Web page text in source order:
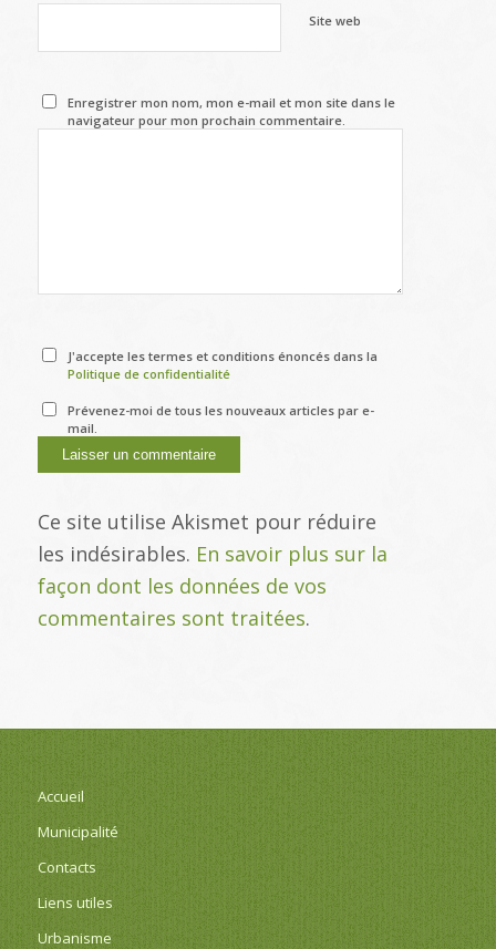
Site web
Enregistrer mon nom, mon e-mail et mon site dans le
navigateur pour mon prochain commentaire.
J'accepte les termes et conditions énoncés dans la
Politique de confidentialité
Prévenez-moi de tous les nouveaux articles par e-
mail.
Ce site utilise Akismet pour réduire
les indésirables. En savoir plus sur la
façon dont les données de vos
commentaires sont traitées.
Accueil
Municipalité
Contacts
Liens utiles
Urbanisme